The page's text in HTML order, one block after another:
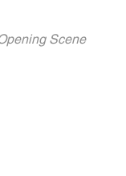
Scene